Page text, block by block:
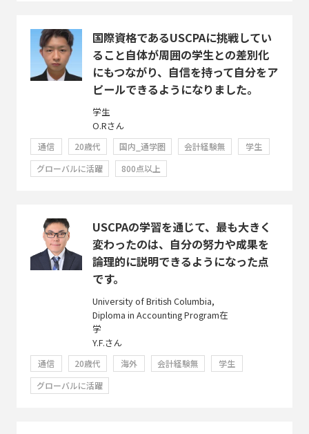
国際資格であるUSCPAに挑戦してい
ること自体が周囲の学生との差別化
にもつながり、自信を持って自分をア
ピールできるようになりました。
学生
O.Rさん
通信 20歳代 国内_通学圏 会計経験無
学生
グローバルに活躍
800点以上
USCPAの学習を通じて、最も大きく
変わったのは、自分の努力や成果を
論理的に説明できるようになった点
です。
University of British Columbia,
Diploma in Accounting Program在
学
Y.F.さん
通信 20歳代 海外 会計経験無
学生
グローバルに活躍